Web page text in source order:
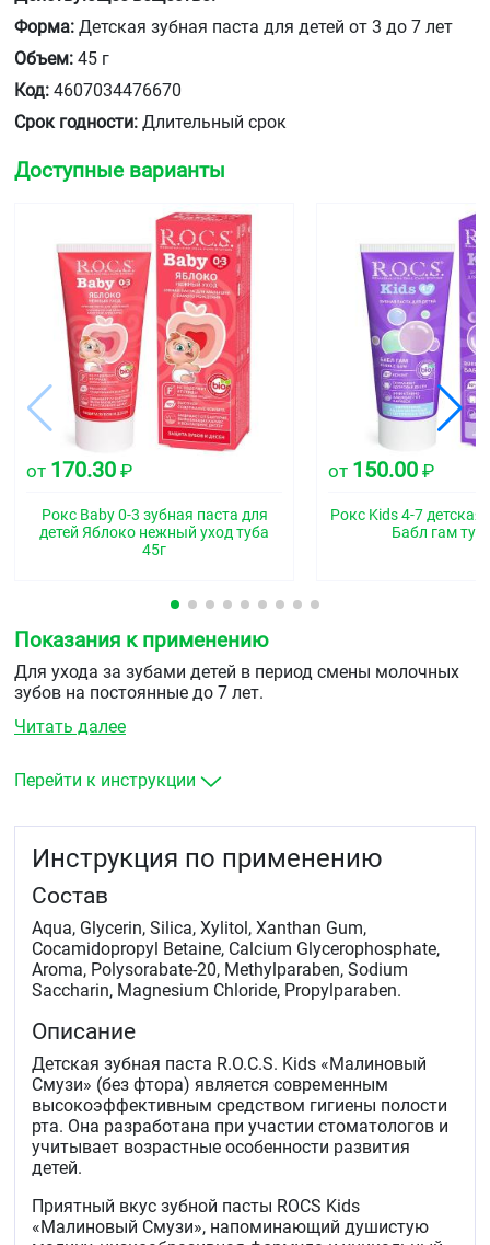
Форма: Детская зубная паста для детей от 3 до 7 лет
Объем: 45 г
Код: 4607034476670
Срок годности: Длительный срок
Доступные варианты
от 170.30 ₽
Рокс Baby 0-3 зубная паста для
детей Яблоко нежный уход туба
45г
от 150.00 ₽
Рокс Kids 4-7 детская
Бабл гам
Показания к применению
Для ухода за зубами детей в период смены молочных
зубов на постоянные до 7 лет.
Читать далее
Перейти к инструкции
Инструкция по применению
Состав
Aqua, Glycerin, Silica, Xylitol, Xanthan Gum,
Cocamidopropyl Betaine, Calcium Glycerophosphate,
Aroma, Polysorabate-20, Methylparaben, Sodium
Saccharin, Magnesium Chloride, Propylparaben.
Описание
Детская зубная паста R.O.C.S. Kids «Малиновый
Смузи» (без фтора) является современным
высокоэффективным средством гигиены полости
рта. Она разработана при участии стоматологов и
учитывает возрастные особенности развития
детей.
Приятный вкус зубной пасты ROCS Kids
«Малиновый Смузи», напоминающий душистую